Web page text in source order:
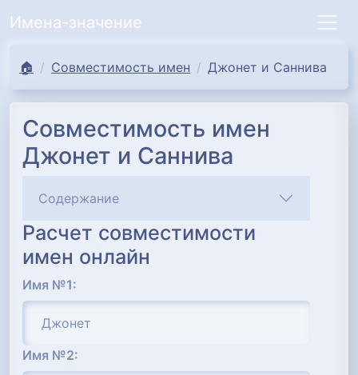
Имена-значение
🏠 Совместимость имен Джонет и Саннива
Совместимость имен
Джонет и Саннива
Содержание
Расчет совместимости
имен онлайн
Имя №1:
Имя №2: